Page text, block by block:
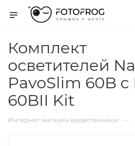
Комплект
осветителей
PavoSlim 60B c
60BII Kit
Интернет магазин видеотехники —